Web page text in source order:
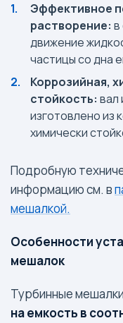
Эффективное
растворение: в
движение
частицы со дна
Коррозийная,
стойкость: вал
изготовлено из
химически
Подробную
информацию см. в
мешалкой.
Особенности
мешалок
Турбинные мешалки
на емкость в